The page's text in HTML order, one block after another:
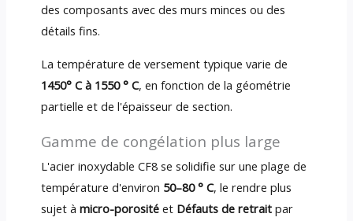
des composants avec des murs minces ou des
détails fins.
La température de versement typique varie de
1450° C à 1550 ° C, en fonction de la géométrie
partielle et de l'épaisseur de section.
Gamme de congélation plus large
L'acier inoxydable CF8 se solidifie sur une plage de
température d'environ 50–80 ° C, le rendre plus
sujet à micro-porositéet Défauts de retraitpar